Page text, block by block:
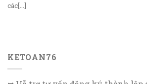
các[...]
KETOAN76